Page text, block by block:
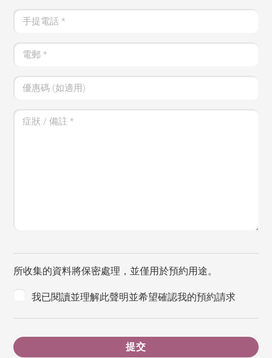
手提電話*
電郵*
優惠碼 (如適用)
症狀 / 備註*
所收集的資料將保密處理，並僅用於預約用途。
我已閱讀並理解此聲明並希望確認我的預約請求
提交